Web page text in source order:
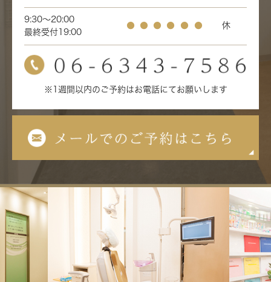
9:30～20:00
最終受付19:00
● ● ● ● ● ● 休
※1週間以内のご予約はお電話にてお願いします